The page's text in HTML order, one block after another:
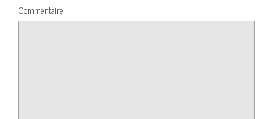
Commentaire